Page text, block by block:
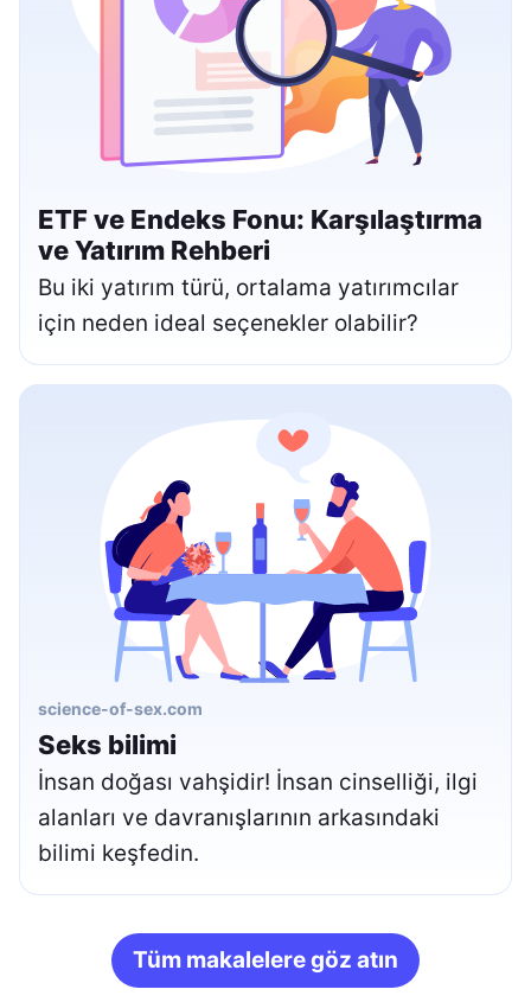
ETF ve Endeks Fonu: Karşılaştırma
ve Yatırım Rehberi
Bu iki yatırım türü, ortalama yatırımcılar
için neden ideal seçenekler olabilir?
science-of-sex.com
Seks bilimi
İnsan doğası vahşidir! İnsan cinselliği, ilgi
alanları ve davranışlarının arkasındaki
bilimi keşfedin.
Tüm makalelere göz atın